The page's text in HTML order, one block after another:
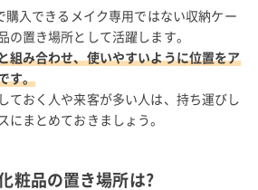
入できるメイク専用ではない収納ケー
の置き場所として活躍します。
組み合わせ、使いやすいように位置をア
す。
ておく人や来客が多い人は、持ち運びし
まとめておきましょう。
粧品の置き場所は?